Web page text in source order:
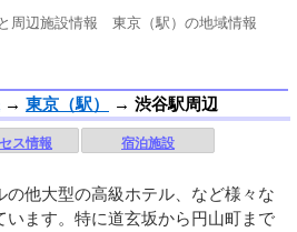
周辺施設情報 東京（駅）の地域情報
→ 東京（駅） → 渋谷駅周辺
ス情報
宿泊施設
他大型の高級ホテル、など様々な
います。特に道玄坂から円山町まで